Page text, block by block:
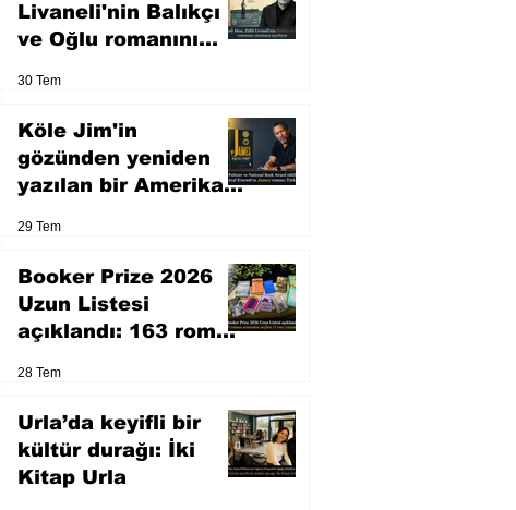
Livaneli'nin Balıkçı
ve Oğlu romanını
30 Tem
Köle Jim'in
gözünden yeniden
yazılan bir Amerikan
29 Tem
Booker Prize 2026
Uzun Listesi
açıklandı: 163 roman
28 Tem
Urla’da keyifli bir
kültür durağı: İki
Kitap Urla